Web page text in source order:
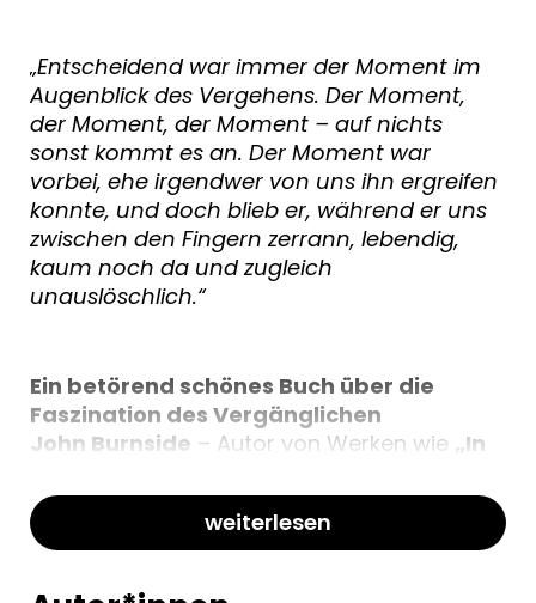
„Entscheidend war immer der Moment im
Augenblick des Vergehens. Der Moment,
der Moment, der Moment – auf nichts
sonst kommt es an. Der Moment war
vorbei, ehe irgendwer von uns ihn ergreifen
konnte, und doch blieb er, während er uns
zwischen den Fingern zerrann, lebendig,
kaum noch da und zugleich
unauslöschlich.“
Ein betörend schönes Buch über die
Faszination des Vergänglichen
John Burnside – Autor von Werken wie „In
meinen Vater“ – war einer der
bedeutendsten Schriftsteller der
europäischen Gegenwartsliteratur. 2019
stand er mit
weiterlesen